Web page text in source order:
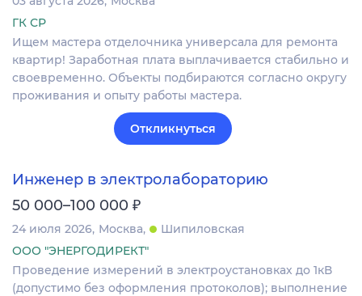
ГК СР
Ищем мастера отделочника универсала для ремонта
квартир! Заработная плата выплачивается стабильно и
своевременно. Объекты подбираются согласно округу
проживания и опыту работы мастера.
Откликнуться
Инженер в электролабораторию
50 000–100 000 ₽
24 июля 2026 Москва
Шипиловская
ООО "ЭНЕРГОДИРЕКТ"
Проведение измерений в электроустановках до 1кВ
(допустимо без оформления протоколов); выполнение